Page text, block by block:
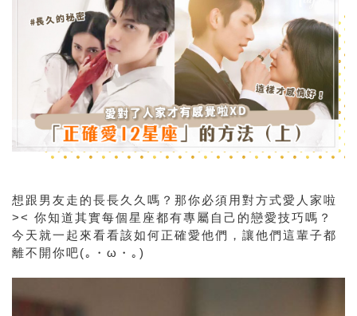
想跟男友走的長長久久嗎？那你必須用對方式愛人家啦
>< 你知道其實每個星座都有專屬自己的戀愛技巧嗎？
今天就一起來看看該如何正確愛他們，讓他們這輩子都
離不開你吧(｡・ω・｡)